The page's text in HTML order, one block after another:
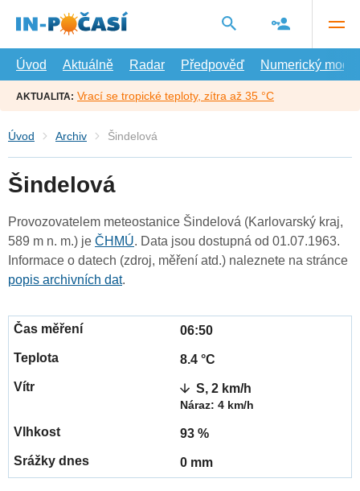
hlavní
Úvod
Aktuálně Radar Předpověď Numerický model
AKTUALITA: Vrací se tropické teploty, zítra až 35 °C
Úvod Archiv Šindelová
Šindelová
Provozovatelem meteostanice Šindelová (Karlovarský kraj,
589 m n. m.) je ČHMÚ. Data jsou dostupná od 01.07.1963.
Informace o datech (zdroj, měření atd.) naleznete na stránce
popis archivních dat.
06:50
8.4 °C
S, 2 km/h
Náraz: 4 km/h
93 %
0 mm